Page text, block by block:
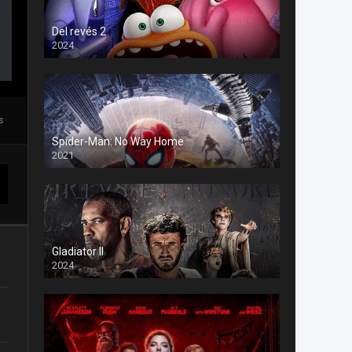
Del revés 2
2024
Spider-Man: No Way Home
2021
Gladiator II
2024